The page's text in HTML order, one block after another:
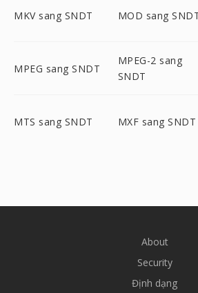
MKV sang SNDT MOD sang
MPEG sang SNDT
MPEG-2 sang
SNDT
MTS sang SNDT MXF sang SNDT
About
Security
Định dạng